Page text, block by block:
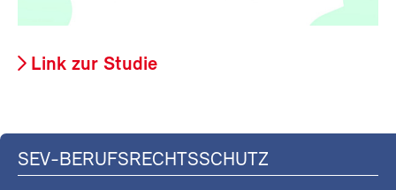
Link zur Studie
SEV-BERUFSRECHTSSCHUTZ